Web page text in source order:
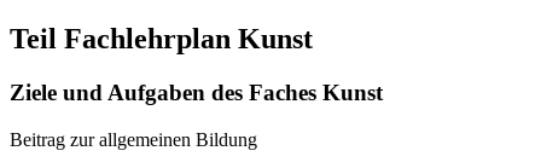
Teil Fachlehrplan Kunst
Ziele und Aufgaben des Faches Kunst
Beitrag zur allgemeinen Bildung